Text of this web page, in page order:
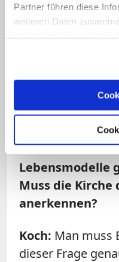
Partner führen diese
weiteren Daten
ignorieren kann.
Thema: Die
Ehe und
Allerdings ist
kompatibel mit
Realität, die
einer enormen
Lebensmodelle
Muss die
anerkennen?
Koch: Man muss
dieser Frage